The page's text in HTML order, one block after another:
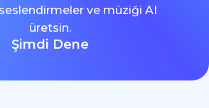
ve müziği AI
üretsin.
Şimdi Dene